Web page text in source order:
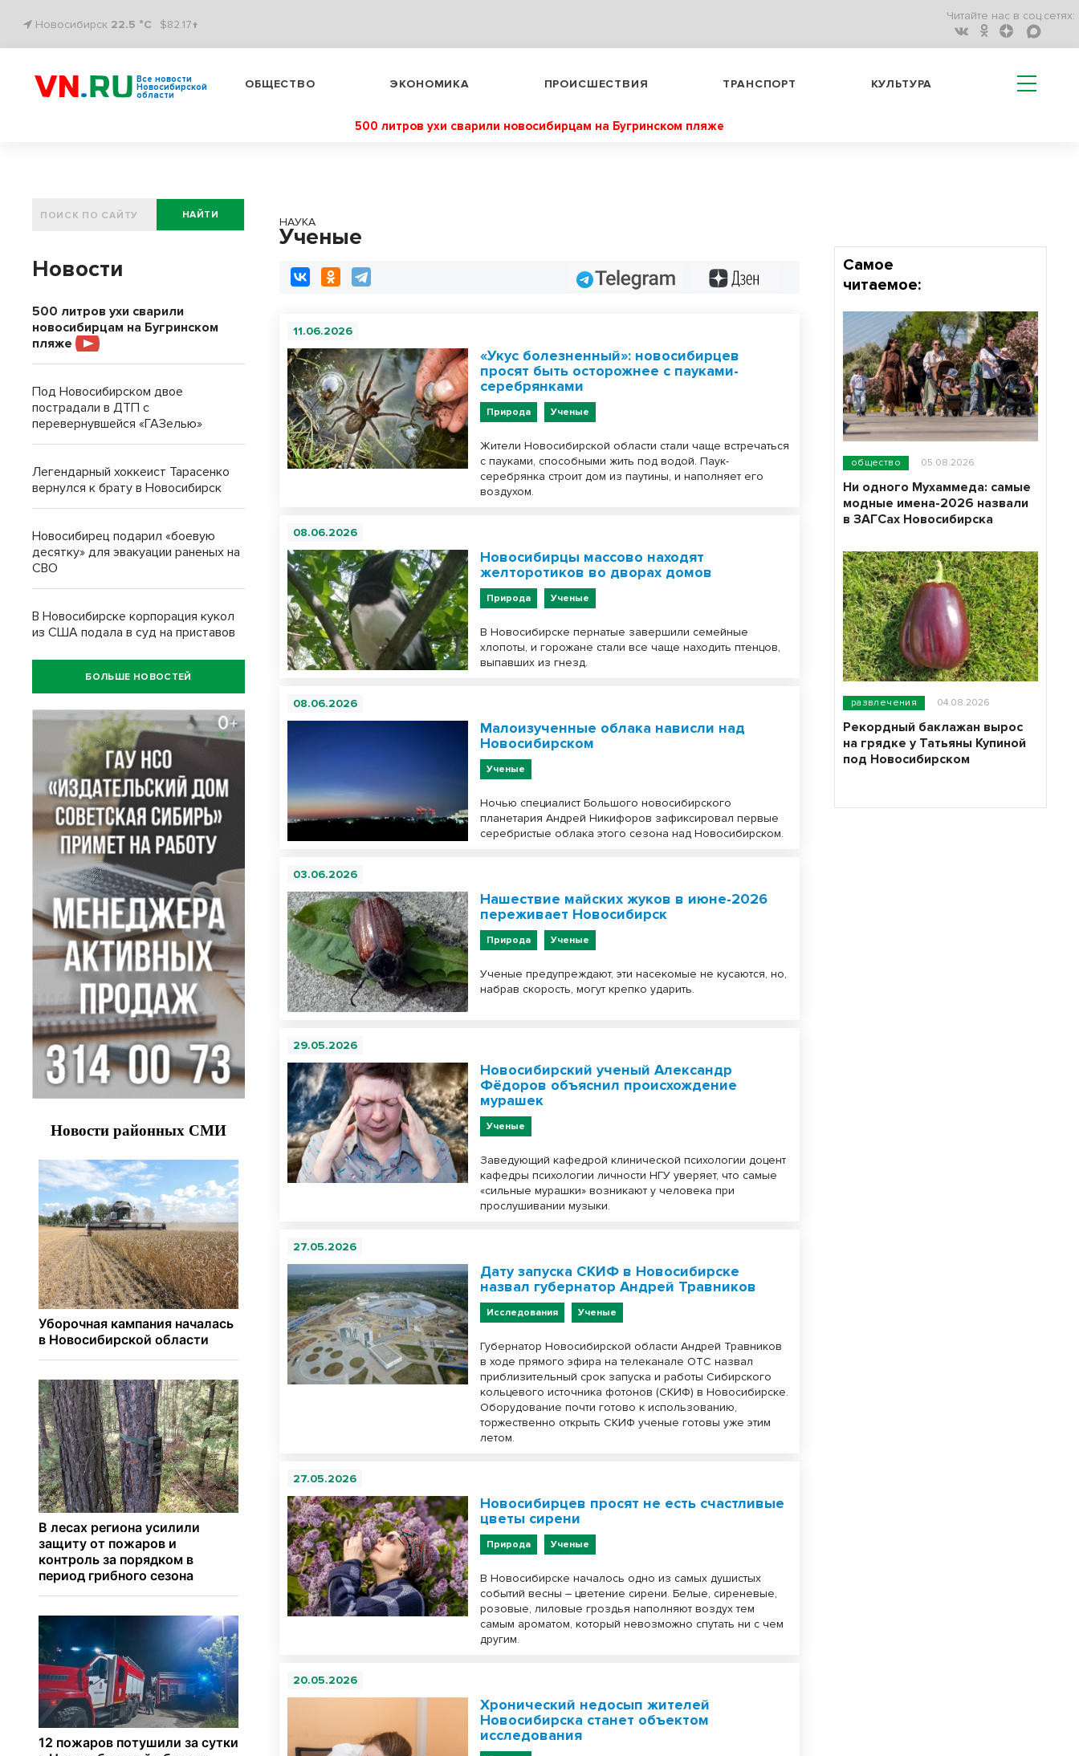
Новосибирск 22.5 °C $82.17↑
Читайте нас в соц.сетях:
Все новости
Новосибирской
области
ОБЩЕСТВО ЭКОНОМИКА ПРОИСШЕСТВИЯ ТРАНСПОРТ КУЛЬТУРА
500 литров ухи сварили новосибирцам на Бугринском пляже
НАУКА
Ученые
Telegram
11.06.2026
«Укус болезненный»: новосибирцев
просят быть осторожнее с пауками-
серебрянками
Природа Ученые
Жители Новосибирской области стали чаще встречаться
с пауками, способными жить под водой. Паук-
серебрянка строит дом из паутины, и наполняет его
воздухом.
08.06.2026
Новосибирцы массово находят
желторотиков во дворах домов
Природа Ученые
В Новосибирске пернатые завершили семейные
хлопоты, и горожане стали все чаще находить птенцов,
выпавших из гнезд.
08.06.2026
Малоизученные облака нависли над
Новосибирском
Ученые
Ночью специалист Большого новосибирского
планетария Андрей Никифоров зафиксировал первые
серебристые облака этого сезона над Новосибирском.
03.06.2026
Нашествие майских жуков в июне-2026
переживает Новосибирск
Природа Ученые
Ученые предупреждают, эти насекомые не кусаются, но,
набрав скорость, могут крепко ударить.
29.05.2026
Новосибирский ученый Александр
Фёдоров объяснил происхождение
мурашек
Ученые
Заведующий кафедрой клинической психологии доцент
кафедры психологии личности НГУ уверяет, что самые
«сильные мурашки» возникают у человека при
прослушивании музыки.
27.05.2026
Дату запуска СКИФ в Новосибирске
назвал губернатор Андрей Травников
Исследования Ученые
Губернатор Новосибирской области Андрей Травников
в ходе прямого эфира на телеканале ОТС назвал
приблизительный срок запуска и работы Сибирского
кольцевого источника фотонов (СКИФ) в Новосибирске.
Оборудование почти готово к использованию,
торжественно открыть СКИФ ученые готовы уже этим
летом.
27.05.2026
Новосибирцев просят не есть счастливые
цветы сирени
Природа Ученые
В Новосибирске началось одно из самых душистых
событий весны – цветение сирени. Белые, сиреневые,
розовые, лиловые гроздья наполняют воздух тем
самым ароматом, который невозможно спутать ни с чем
другим.
20.05.2026
Хронический недосып жителей
Новосибирска станет объектом
исследования
НАЙТИ
Новости
500 литров ухи сварили
новосибирцам на Бугринском
пляже
Под Новосибирском двое
пострадали в ДТП с
перевернувшейся «ГАЗелью»
Легендарный хоккеист Тарасенко
вернулся к брату в Новосибирск
Новосибирец подарил «боевую
десятку» для эвакуации раненых на
СВО
В Новосибирске корпорация кукол
из США подала в суд на приставов
БОЛЬШЕ НОВОСТЕЙ
Самое
читаемое:
общество 05.08.2026
Ни одного Мухаммеда: самые
модные имена-2026 назвали
в ЗАГСах Новосибирска
развлечения 04.08.2026
Рекордный баклажан вырос
на грядке у Татьяны Купиной
под Новосибирском